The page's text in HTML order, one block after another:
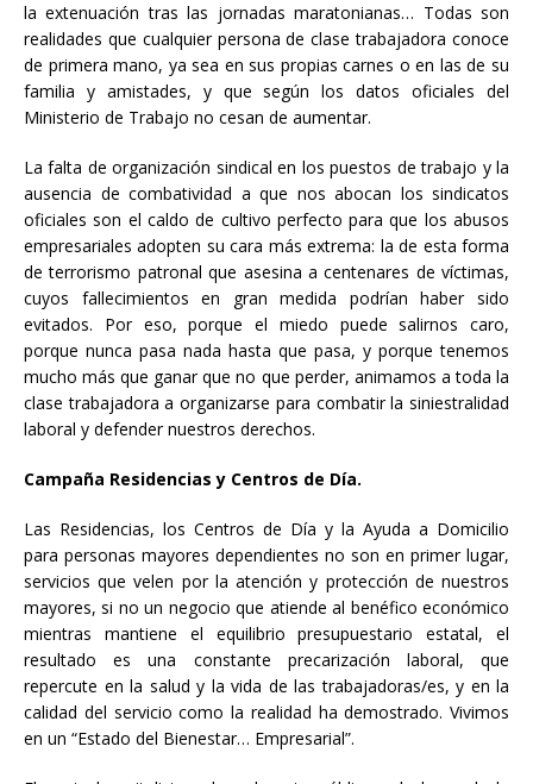
la extenuación tras las jornadas maratonianas… Todas son
realidades que cualquier persona de clase trabajadora conoce
de primera mano, ya sea en sus propias carnes o en las de su
familia y amistades, y que según los datos oficiales del
Ministerio de Trabajo no cesan de aumentar.
La falta de organización sindical en los puestos de trabajo y la
ausencia de combatividad a que nos abocan los sindicatos
oficiales son el caldo de cultivo perfecto para que los abusos
empresariales adopten su cara más extrema: la de esta forma
de terrorismo patronal que asesina a centenares de víctimas,
cuyos fallecimientos en gran medida podrían haber sido
evitados. Por eso, porque el miedo puede salirnos caro,
porque nunca pasa nada hasta que pasa, y porque tenemos
mucho más que ganar que no que perder, animamos a toda la
clase trabajadora a organizarse para combatir la siniestralidad
laboral y defender nuestros derechos.
Campaña Residencias y Centros de Día.
Las Residencias, los Centros de Día y la Ayuda a Domicilio
para personas mayores dependientes no son en primer lugar,
servicios que velen por la atención y protección de nuestros
mayores, si no un negocio que atiende al benéfico económico
mientras mantiene el equilibrio presupuestario estatal, el
resultado es una constante precarización laboral, que
repercute en la salud y la vida de las trabajadoras/es, y en la
calidad del servicio como la realidad ha demostrado. Vivimos
en un “Estado del Bienestar… Empresarial”.